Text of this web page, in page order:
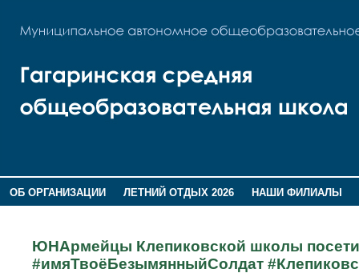
ОБ ОРГАНИЗАЦИИ ЛЕТНИЙ ОТДЫХ 2026
НАШИ ФИЛИАЛЫ
ЮНАрмейцы Клепиковской школы
#имяТвоёБезымянныйСолдат